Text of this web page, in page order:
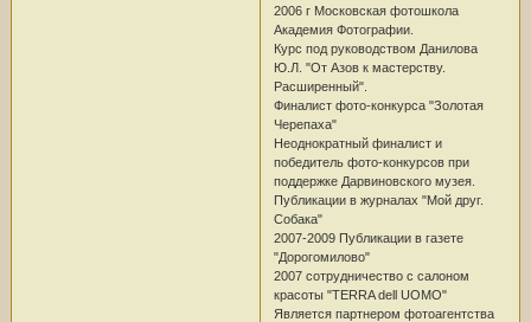
2006 г Московская фотошкола
Академия Фотографии.
Курс под руководством Данилова
Ю.Л. "От Азов к мастерству.
Расширенный".
Финалист фото-конкурса "Золотая
Черепаха"
Неоднократный финалист и
победитель фото-конкурсов при
поддержке Дарвиновского музея.
Публикации в журналах "Мой друг.
Собака"
2007-2009 Публикации в газете
"Дорогомилово"
2007 сотрудничество с салоном
красоты "TERRA dell UOMO"
Является партнером фотоагентства